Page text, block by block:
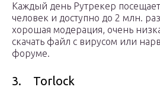
Каждый день Рутрекер
человек и доступно до 2 млн.
хорошая модерация, очень
скачать файл с вирусом или
форуме.
3. Torlock